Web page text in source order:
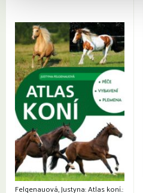
Felgenauová, Justyna: Atlas koní.: